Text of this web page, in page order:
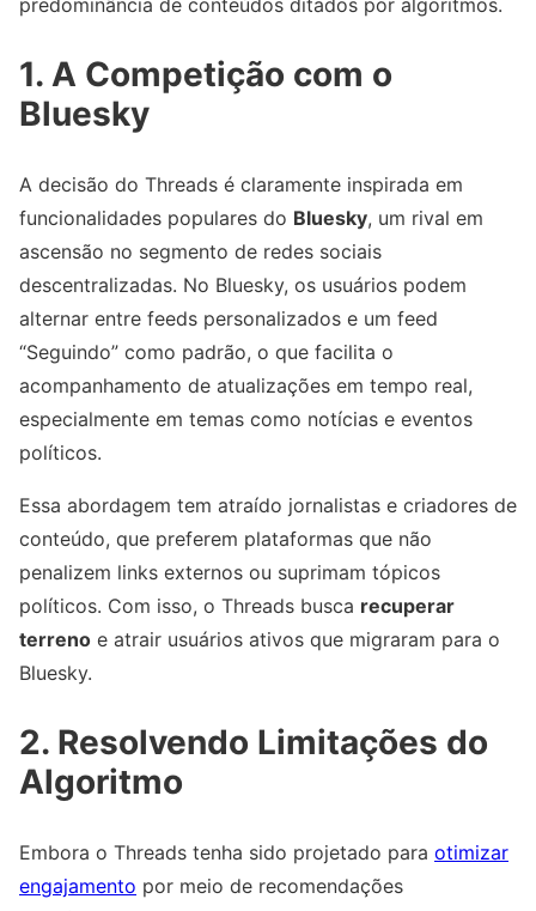
predominância de conteúdos ditados por algoritmos.
1. A Competição com o
Bluesky
A decisão do Threads é claramente inspirada em
funcionalidades populares do Bluesky, um rival em
ascensão no segmento de redes sociais
descentralizadas. No Bluesky, os usuários podem
alternar entre feeds personalizados e um feed
“Seguindo” como padrão, o que facilita o
acompanhamento de atualizações em tempo real,
especialmente em temas como notícias e eventos
políticos.
Essa abordagem tem atraído jornalistas e criadores de
conteúdo, que preferem plataformas que não
penalizem links externos ou suprimam tópicos
políticos. Com isso, o Threads busca recuperar
terreno e atrair usuários ativos que migraram para o
Bluesky.
2. Resolvendo Limitações do
Algoritmo
Embora o Threads tenha sido projetado para otimizar
engajamento por meio de recomendações